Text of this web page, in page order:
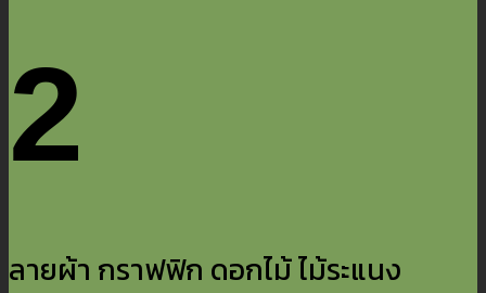
2
ลายผ้า กราฟฟิก ดอกไม้ ไม้ระแนง